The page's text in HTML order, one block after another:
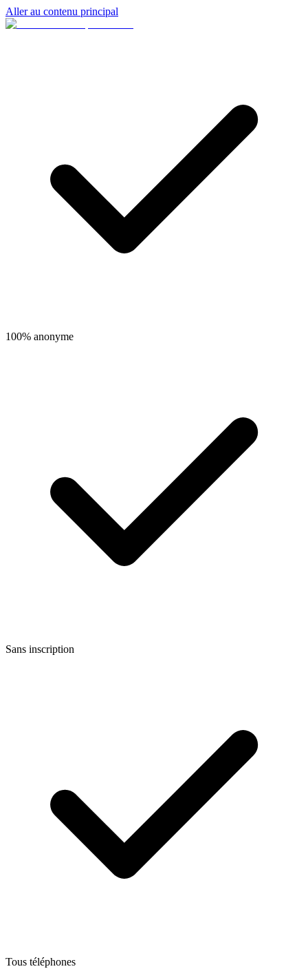
Aller au contenu principal
100% anonyme
Sans inscription
Tous téléphones